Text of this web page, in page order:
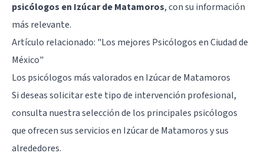
psicólogos en Izúcar de Matamoros, con su información
más relevante.
Artículo relacionado: "Los mejores Psicólogos en Ciudad de
México"
Los psicólogos más valorados en Izúcar de Matamoros
Si deseas solicitar este tipo de intervención profesional,
consulta nuestra selección de los principales psicólogos
que ofrecen sus servicios en Izúcar de Matamoros y sus
alrededores.